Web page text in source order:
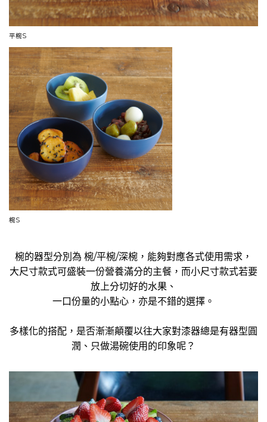
平椀S
椀S
椀的器型分別為 椀/平椀/深椀，能夠對應各式使用需求，
大尺寸款式可盛裝一份營養滿分的主餐，而小尺寸款式若要
放上分切好的水果、
一口份量的小點心，亦是不錯的選擇。
多樣化的搭配，是否漸漸顛覆以往大家對漆器總是有器型圓
潤、只做湯碗使用的印象呢？